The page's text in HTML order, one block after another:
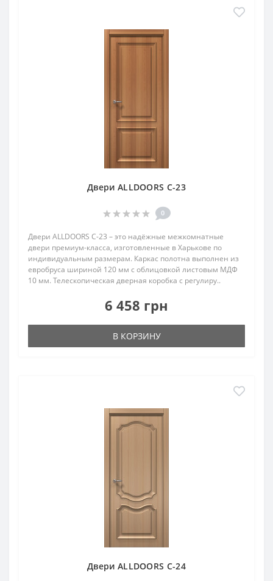
Двери ALLDOORS C-23
0
Двери ALLDOORS C-23 – это надёжные межкомнатные
двери премиум-класса, изготовленные в Харькове по
индивидуальным размерам. Каркас полотна выполнен из
евробруса шириной 120 мм с облицовкой листовым МДФ
10 мм. Телескопическая дверная коробка с регулиру..
6 458 грн
В КОРЗИНУ
Двери ALLDOORS C-24